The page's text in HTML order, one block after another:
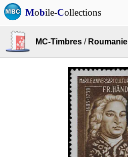
Mobile-Collections
MC-Timbres / Roumanie